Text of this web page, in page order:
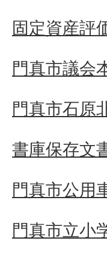
固定資産評
門真市議会
門真市石原
書庫保存文
門真市公用
門真市立小